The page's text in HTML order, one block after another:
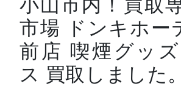
市場 ドンキホー
前店 喫煙グッ
ス 買取しました。